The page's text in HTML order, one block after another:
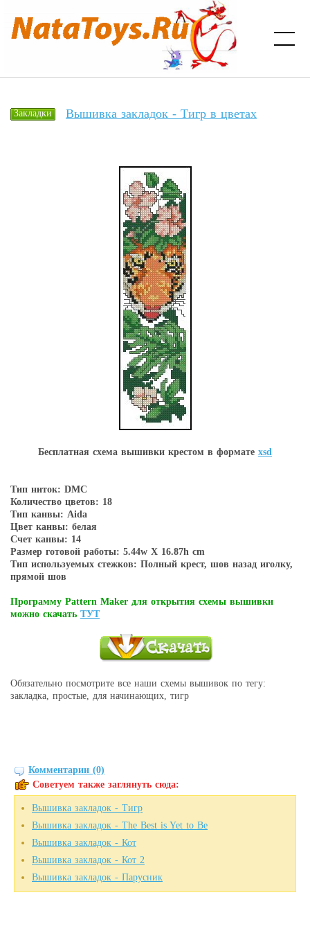
Закладки Вышивка закладок - Тигр в цветах
Бесплатная схема вышивки крестом в форматe xsd
Тип ниток: DMC
Количество цветов: 18
Тип канвы: Aida
Цвет канвы: белая
Счет канвы: 14
Размер готовой работы: 5.44w X 16.87h cm
Тип используемых стежков: Полный крест, шов назад иголку,
прямой шов
Программу Pattern Maker для открытия схемы вышивки
можно скачать ТУТ
Обязательно посмотрите все наши схемы вышивок по тегу:
закладка, простые, для начинающих, тигр
Комментарии (0)
Советуем также заглянуть сюда:
Вышивка закладок - Тигр
Вышивка закладок - The Best is Yet to Be
Вышивка закладок - Кот
Вышивка закладок - Кот 2
Вышивка закладок - Парусник